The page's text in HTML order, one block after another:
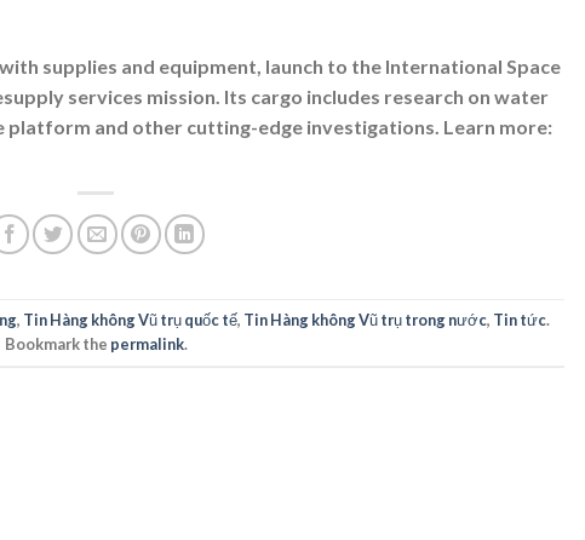
supplies and equipment, launch to the International Space
services mission. Its cargo includes research on water
and other cutting-edge investigations. Learn more:
, Tin Hàng không Vũ trụ quốc tế, Tin Hàng không Vũ trụ trong nước, Tin tức.
Bookmark the permalink.